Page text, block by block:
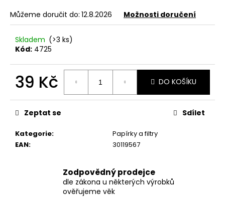
Můžeme doručit do: 12.8.2026 Možnosti doručení
Skladem (>3 ks)
Kód: 4725
39 Kč
cena:
DO KOŠÍKU
Kategorie:
Papírky a filtry
EAN: 30119567
Zeptat se Sdílet
Zodpovědný prodejce
dle zákona u některých výrobků
ověřujeme věk
HLEDAT
D
o
p
o
u
č
u